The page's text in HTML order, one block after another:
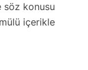
söz konusu
içerikle